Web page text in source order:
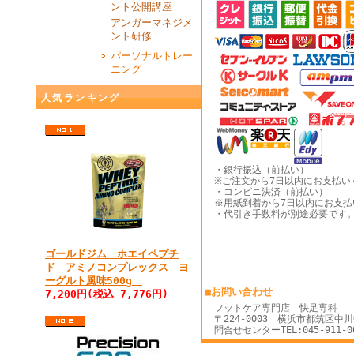
ント公開講座
アンガーマネジメ
ント研修
パーソナルトレー
ニング
人気ランキング
ゴールドジム ホエイペプチ
ド アミノコンプレックス ヨ
ーグルト風味500g
7,200円(税込 7,776円)
・銀行振込（前払い）
※ご注文から7日以内にお支払い
・コンビニ決済（前払い）
※用紙到着から7日以内にお支
・代引き手数料が別途必要です
■お問い合わせ
フットケア専門店 快足専科
〒224-0003 横浜市都筑区中
問合せセンターTEL:045-